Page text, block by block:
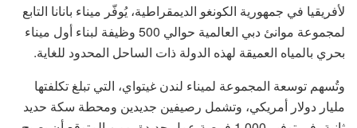
لأفريقيا في جمهورية الكونغو الديمقراطية، يُوفّر ميناء بانانا التابع
لمجموعة موانئ دبي العالمية حوالي 500 وظيفة لبناء أول ميناء
بحري بالمياه العميقة لهذه الدولة ذات الساحل المحدود للغاية.
وتُسهم توسعة المجموعة لميناء لندن غيتواي، التي تبلغ تكلفتها
مليار دولار أمريكي، وتشمل رصيفين جديدين ومحطة سكة حديد